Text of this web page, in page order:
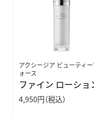
アクシージア ビューティー
ォース
ファイン ローショ
4,950円（税込）